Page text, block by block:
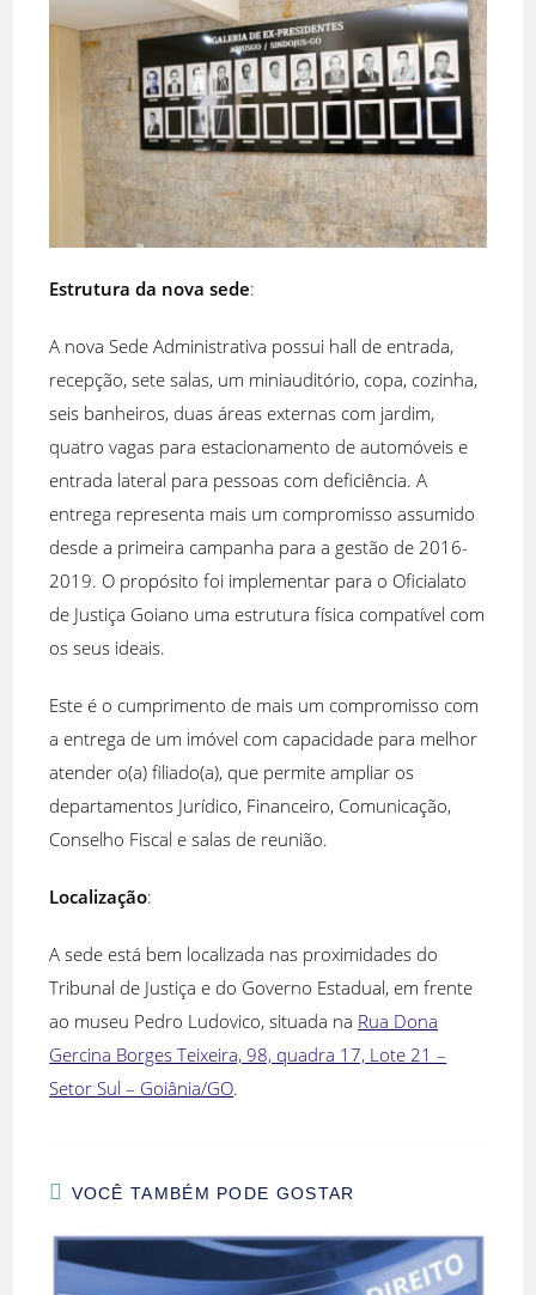
Estrutura da nova sede:
A nova Sede Administrativa possui hall de entrada,
recepção, sete salas, um miniauditório, copa, cozinha,
seis banheiros, duas áreas externas com jardim,
quatro vagas para estacionamento de automóveis e
entrada lateral para pessoas com deficiência. A
entrega representa mais um compromisso assumido
desde a primeira campanha para a gestão de 2016-
2019. O propósito foi implementar para o Oficialato
de Justiça Goiano uma estrutura física compatível com
os seus ideais.
Este é o cumprimento de mais um compromisso com
a entrega de um imóvel com capacidade para melhor
atender o(a) filiado(a), que permite ampliar os
departamentos Jurídico, Financeiro, Comunicação,
Conselho Fiscal e salas de reunião.
Localização:
A sede está bem localizada nas proximidades do
Tribunal de Justiça e do Governo Estadual, em frente
ao museu Pedro Ludovico, situada na Rua Dona
Gercina Borges Teixeira, 98, quadra 17, Lote 21 –
Setor Sul – Goiânia/GO.
VOCÊ TAMBÉM PODE GOSTAR